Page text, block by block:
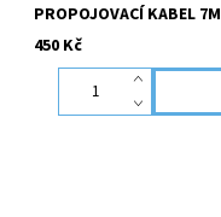
PROPOJOVACÍ KABEL 7M
450 Kč